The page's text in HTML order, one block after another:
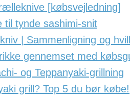
[købsvejledning]
til tynde sashimi-snit
| Sammenligning og
gennemset med
og Teppanyaki-grillning
grill? Top 5 du bør købe!